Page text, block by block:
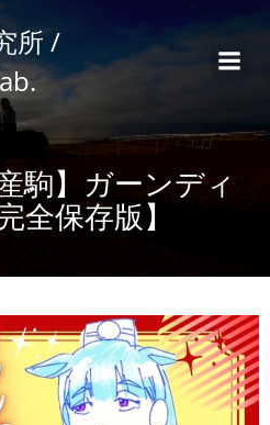
所 /
駒】ガーンディ
全保存版】